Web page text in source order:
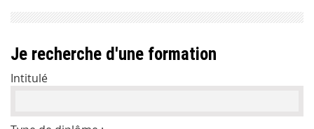
Je recherche d'une formation
Intitulé